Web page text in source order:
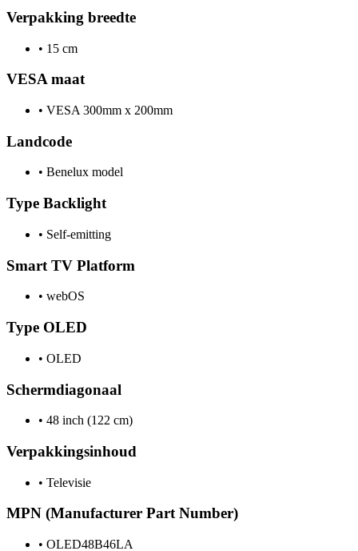
Verpakking breedte
• 15 cm
VESA maat
• VESA 300mm x 200mm
Landcode
• Benelux model
Type Backlight
• Self-emitting
Smart TV Platform
• webOS
Type OLED
• OLED
Schermdiagonaal
• 48 inch (122 cm)
Verpakkingsinhoud
• Televisie
MPN (Manufacturer Part Number)
• OLED48B46LA